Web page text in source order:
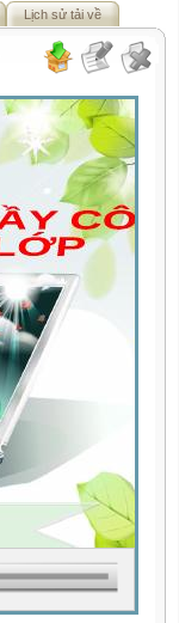
Lịch sử tải về